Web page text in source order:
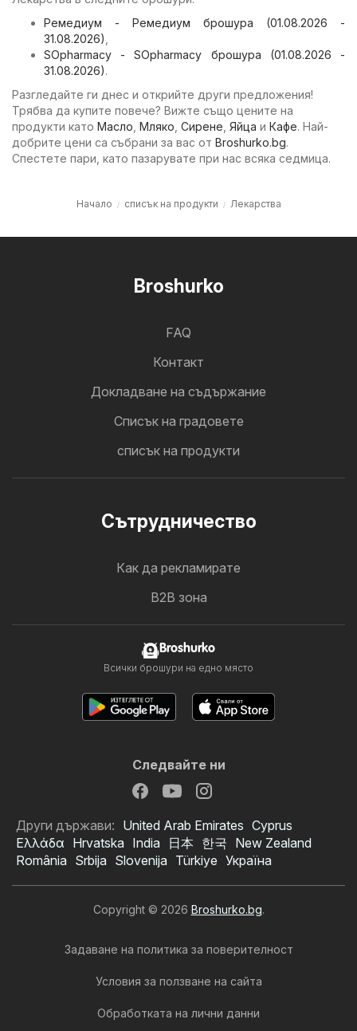
Ремедиум - Ремедиум брошура (01.08.2026 -
31.08.2026),
SOpharmacy - SOpharmacy брошура (01.08.2026 -
31.08.2026).
Разгледайте ги днес и открийте други предложения!
Трябва да купите повече? Вижте също цените на
продукти като Масло, Мляко, Сирене, Яйца и Кафе. Най-
добрите цени са събрани за вас от Broshurko.bg.
Спестете пари, като пазарувате при нас всяка седмица.
Начало списък на продукти Лекарства
Broshurko
FAQ
Контакт
Докладване на съдържание
Cписък на градовете
списък на продукти
Cътрудничество
Как да рекламирате
B2B зона
Broshurko
Всички брошури на едно място
Следвайте ни
Други държави: United Arab Emirates Cyprus
Ελλάδα Hrvatska India 日本 한국 New Zealand
România Srbija Slovenija Türkiye Україна
Copyright © 2026 Broshurko.bg.
Задаване на политика за поверителност
Условия за ползване на сайта
Обработката на лични данни